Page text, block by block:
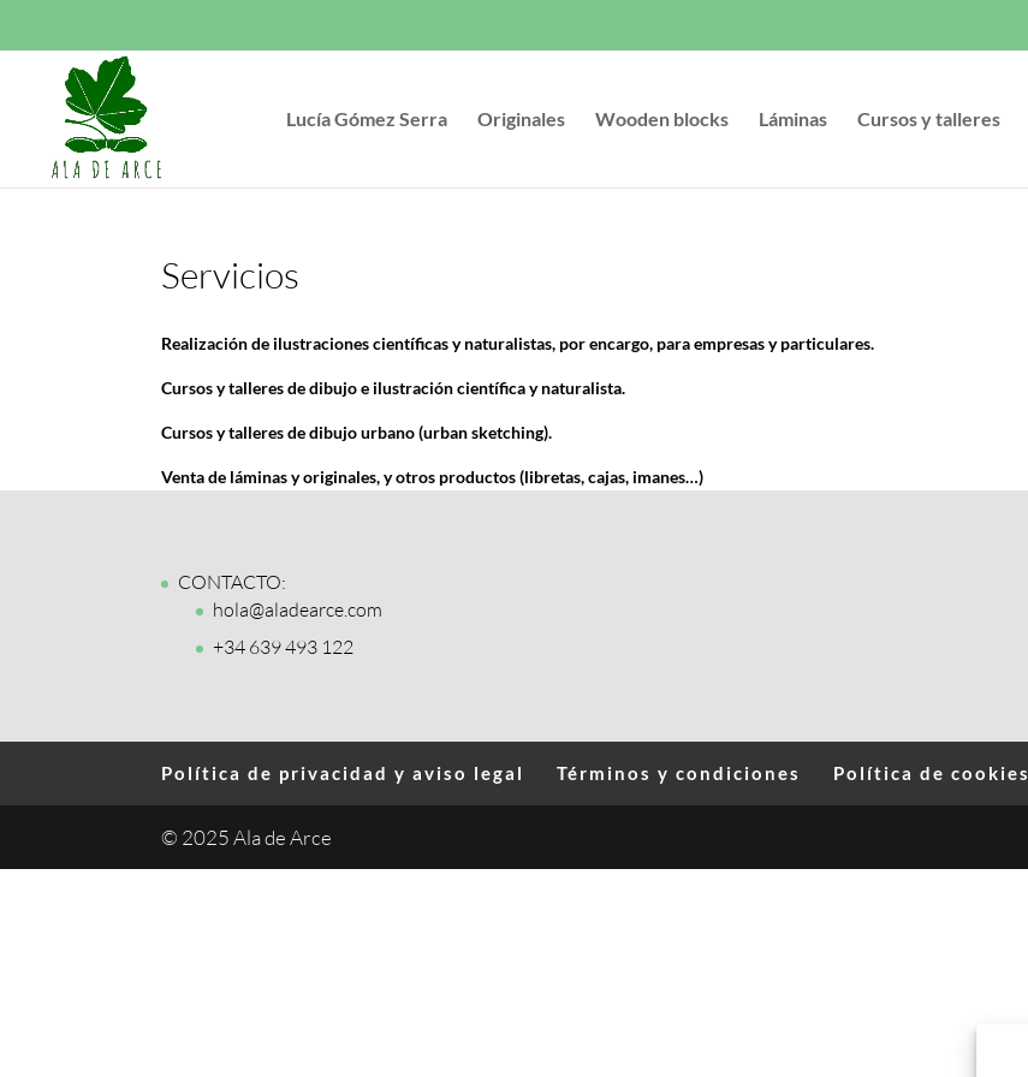
Lucía Gómez Serra Originales Wooden blocks Láminas Cursos y talleres
Servicios
Realización de ilustraciones científicas y naturalistas, por encargo, para empresas y particulares.
Cursos y talleres de dibujo e ilustración científica y naturalista.
Cursos y talleres de dibujo urbano (urban sketching).
Venta de láminas y originales, y otros productos (libretas, cajas, imanes…)
CONTACTO:
hola@aladearce.com
+34 639 493 122
Política de privacidad y aviso legal Términos y condiciones Política de cookies
© 2025 Ala de Arce